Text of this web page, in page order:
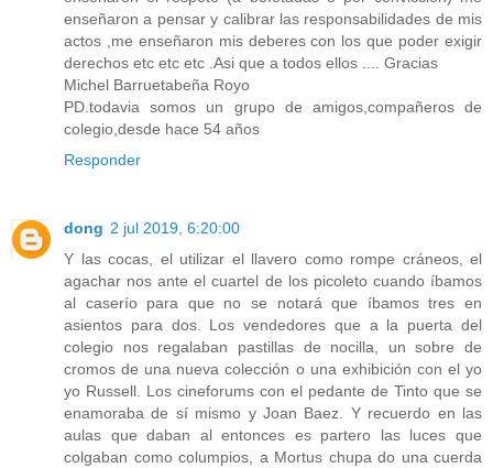
enseñaron a pensar y calibrar las responsabilidades de mis
actos ,me enseñaron mis deberes con los que poder exigir
derechos etc etc etc .Asi que a todos ellos .... Gracias
Michel Barruetabeña Royo
PD.todavia somos un grupo de amigos,compañeros de
colegio,desde hace 54 años
Responder
dong 2 jul 2019, 6:20:00
Y las cocas, el utilizar el llavero como rompe cráneos, el
agachar nos ante el cuartel de los picoleto cuando íbamos
al caserío para que no se notará que íbamos tres en
asientos para dos. Los vendedores que a la puerta del
colegio nos regalaban pastillas de nocilla, un sobre de
cromos de una nueva colección o una exhibición con el yo
yo Russell. Los cineforums con el pedante de Tinto que se
enamoraba de sí mismo y Joan Baez. Y recuerdo en las
aulas que daban al entonces es partero las luces que
colgaban como columpios, a Mortus chupa do una cuerda